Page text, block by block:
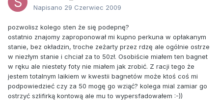
Napisano 29 Czerwiec 2009
pozwolisz kolego sten że się podepnę?
ostatnio znajomy zaproponował mi kupno perkuna w opłakanym
stanie, bez okładzin, troche zeżarty przez rdzę ale ogólnie ostrze
w niezłym stanie i chciał za to 50zł. Osobiście miałem ten bagnet
w ręku ale niestety foty nie miałem jak zrobić. Z racji tego że
jestem totalnym laikiem w kwestii bagnetów może ktoś coś mi
podpowiedzieć czy za 50 mogę go wziąć? kolega mial zamiar go
ostrzyć szlifirką kontową ale mu to wypersfadowałem :-))